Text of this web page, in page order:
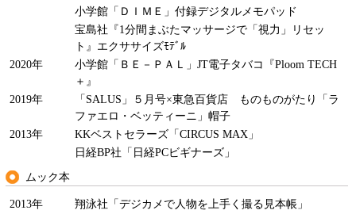
小学館「ＤＩＭＥ」付録デジタルメモパッド
宝島社『1分間まぶたマッサージで「視力」リセッ
ト』エクササイズﾓﾃﾞﾙ
2020年
小学館「ＢＥ－ＰＡＬ」JT電子タバコ『Ploom TECH
＋』
2019年
「SALUS」５月号×東急百貨店 ものものがたり「ラ
ファエロ・ベッティーニ」帽子
2013年
KKベストセラーズ「CIRCUS MAX」
日経BP社「日経PCビギナーズ」
ムック本
2013年 翔泳社「デジカメで人物を上手く撮る見本帳」